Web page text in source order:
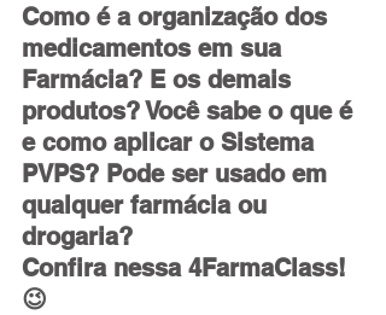
Como é a organização dos
medicamentos em sua
Farmácia? E os demais
produtos? Você sabe o que é
e como aplicar o Sistema
PVPS? Pode ser usado em
qualquer farmácia ou
drogaria?
Confira nessa 4FarmaClass!
😉